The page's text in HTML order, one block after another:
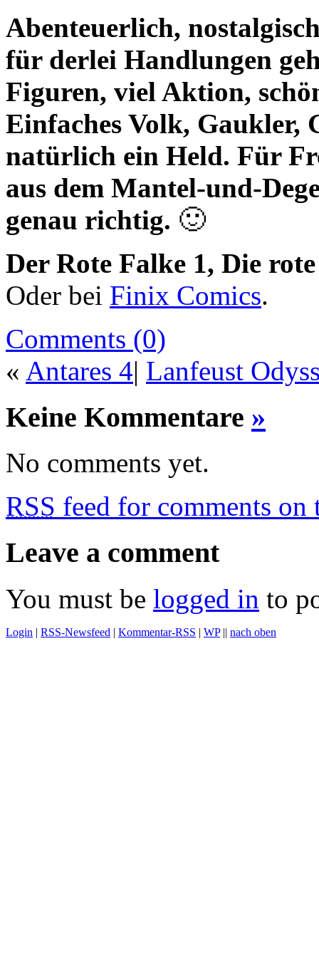
Abenteuerlich,
für derlei Handlungen
Figuren, viel Aktion,
Einfaches Volk, Gaukler,
natürlich ein Held. Für
aus dem Mantel-und-
genau richtig. 🙂
Der Rote Falke 1, Die
Oder bei Finix Comics.
Comments (0)
« Antares 4| Lanfeust
Keine Kommentare »
No comments yet.
RSS feed for comments on
Leave a comment
You must be logged in to
Login | RSS-Newsfeed | Kommentar-RSS | WP|| nach oben